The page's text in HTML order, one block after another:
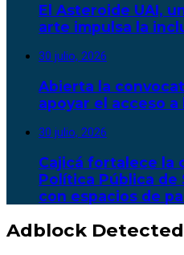
El Asteroide UAI,
arte impulsa la
30 julio, 2026
Abierta la
apoyar el acceso
30 julio, 2026
Cajicá fortalece la
Política Pública de
con espacios de
Adblock Detected